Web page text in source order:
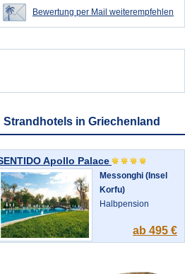
Bewertung per Mail weiterempfehlen
Strandhotels in Griechenland
Apollo Palace
Messonghi (Insel
Korfu)
Halbpension
ab 495 €